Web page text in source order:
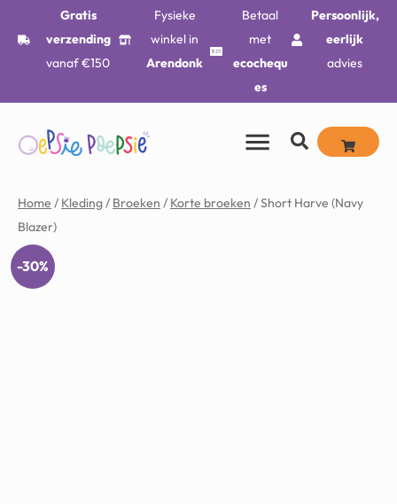
Gratis
verzending
vanaf €150
Fysieke
winkel in
Arendonk
Betaal
met
ecochequ
es
Persoonlijk,
eerlijk
advies
Home / Kleding/ Broeken / Korte broeken / Short Harve (Navy
Blazer)
-30%